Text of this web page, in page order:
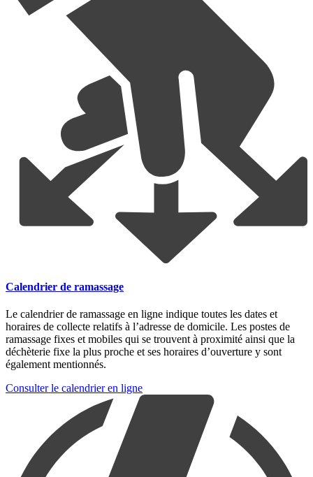
Calendrier de ramassage
Le calendrier de ramassage en ligne indique toutes les dates et
horaires de collecte relatifs à l’adresse de domicile. Les postes de
ramassage fixes et mobiles qui se trouvent à proximité ainsi que la
déchèterie fixe la plus proche et ses horaires d’ouverture y sont
également mentionnés.
Consulter le calendrier en ligne